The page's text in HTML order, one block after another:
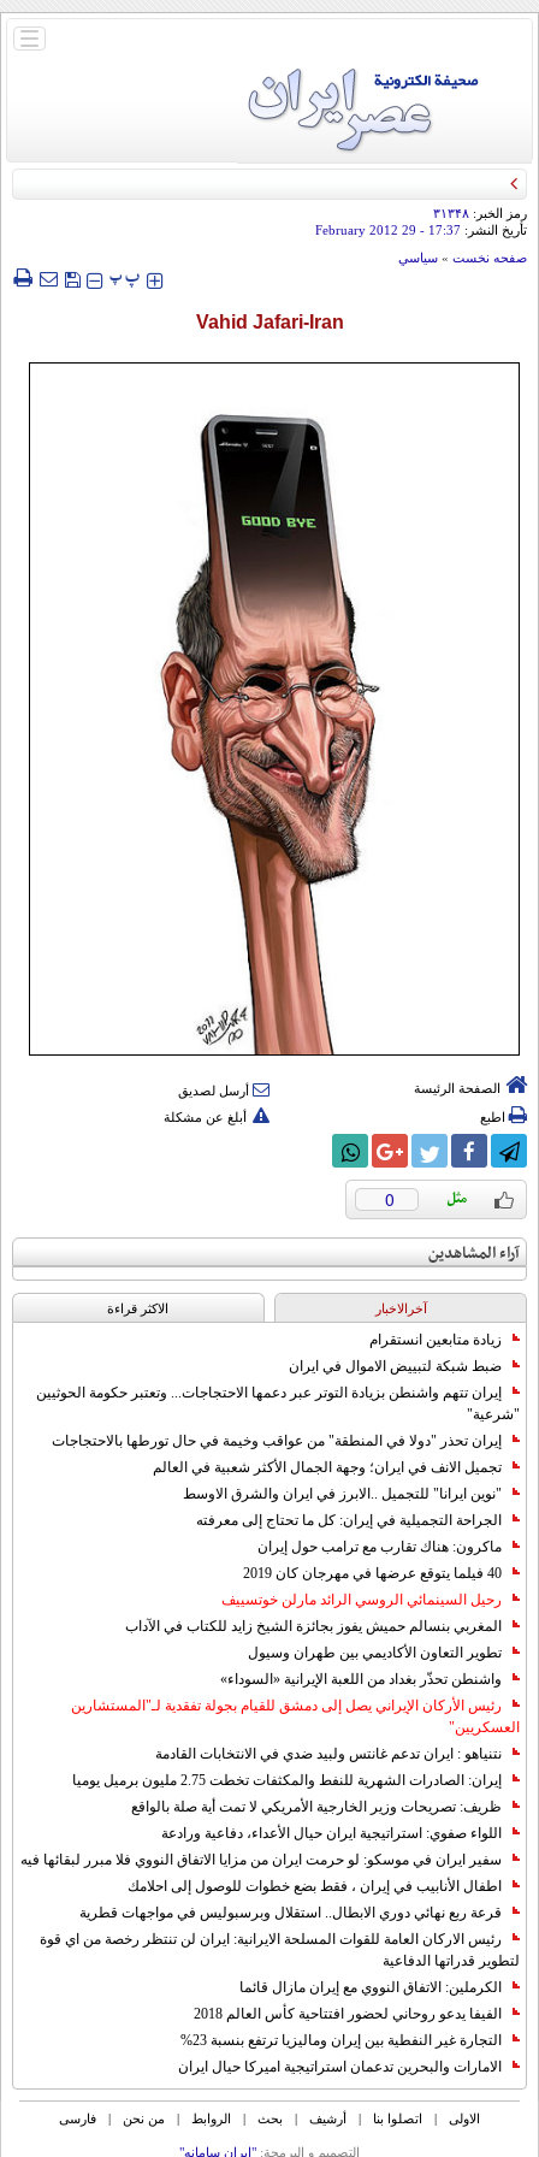
باز
رمز الخبر: ۳۱۳۴۸
تأريخ النشر: 17:37
- 29 February 2012
صفحه نخست » سياسي
‍‍‍ پپ
Vahid Jafari-Iran
الصفحة الرئيسة
أرسل لصديق
اطبع
أبلغ عن مشكلة
0
آراء المشاهدين
آخرالاخبار الاکثر قراءة
زيادة متابعين انستقرام
ضبط شبكة لتبييض الاموال في ايران
إيران تتهم واشنطن بزيادة التوتر عبر دعمها الاحتجاجات... وتعتبر حكومة الحوثيين
"شرعية"
إيران تحذر "دولا في المنطقة" من عواقب وخيمة في حال تورطها بالاحتجاجات
تجميل الانف في ايران؛ وجهة الجمال الأكثر شعبية في العالم
"نوين ايرانا" للتجميل ..الابرز في ايران والشرق الاوسط
الجراحة التجميلية في إيران: كل ما تحتاج إلى معرفته
ماكرون: هناك تقارب مع ترامب حول إيران
40 فيلما يتوقع عرضها في مهرجان كان 2019
رحيل السينمائي الروسي الرائد مارلن خوتسييف
المغربي بنسالم حميش يفوز بجائزة الشيخ زايد للكتاب في الآداب
تطوير التعاون الأكاديمي بين طهران وسيول
واشنطن تحذّر بغداد من اللعبة الإيرانية «السوداء»
رئيس الأركان الإيراني يصل إلى دمشق للقيام بجولة تفقدية لـ"المستشارين
العسكريين"
نتنياهو : ايران تدعم غانتس ولبيد ضدي في الانتخابات القادمة
إيران: الصادرات الشهریة للنفط والمكثفات تخطت 2.75 مليون برميل يوميا
ظريف: تصريحات وزير الخارجية الأمريكي لا تمت أية صلة بالواقع
اللواء صفوي: استراتيجية ايران حيال الأعداء، دفاعية ورادعة
سفير ايران في موسكو: لو حرمت ايران من مزايا الاتفاق النووي فلا مبرر لبقائها فيه
اطفال الأنابيب في إيران ، فقط بضع خطوات للوصول إلى احلامك
قرعة ربع نهائي دوري الابطال.. استقلال وبرسبوليس في مواجهات قطرية
رئيس الاركان العامة للقوات المسلحة الايرانية: ايران لن تنتظر رخصة من اي قوة
لتطوير قدراتها الدفاعية
الكرملين: الاتفاق النووي مع إيران مازال قائما
الفيفا يدعو روحاني لحضور افتتاحية كأس العالم 2018
التجارة غیر النفطیة بین إیران ومالیزیا ترتفع بنسبة 23%
الامارات والبحرين تدعمان استراتيجية اميركا حيال ايران
الاولی | اتصلوا بنا | أرشیف | بحث | الروابط | من نحن | فارسی
التصمیم و البرمجة: "ایران سامانه"